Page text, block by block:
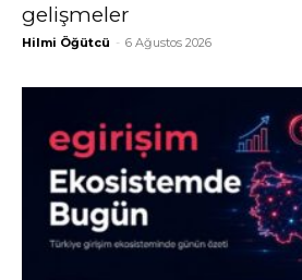
gelişmeler
Hilmi Öğütcü - 6 Ağustos 2026